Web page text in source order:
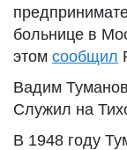
больнице в
этом сообщил
Вадим
Служил на
В 1948 году